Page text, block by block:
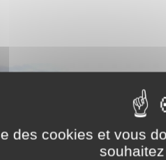
des cookies et vous